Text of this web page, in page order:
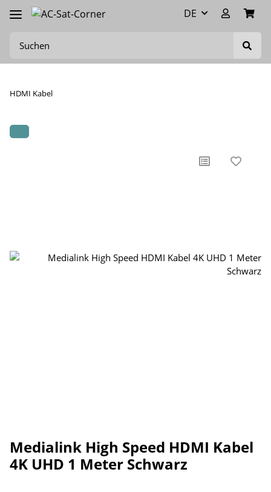
DE
HDMI Kabel
Medialink High Speed HDMI Kabel
4K UHD 1 Meter Schwarz